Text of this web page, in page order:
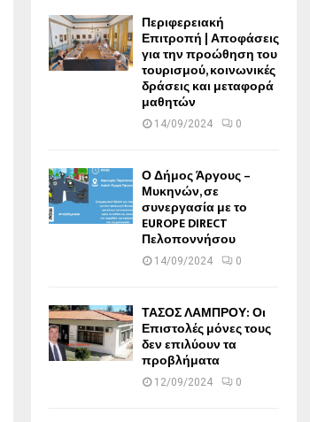
Περιφερειακή
Επιτροπή | Αποφάσεις
για την προώθηση του
τουρισμού, κοινωνικές
δράσεις και μεταφορά
μαθητών
14/09/2024 0
Ο Δήμος Άργους –
Μυκηνών, σε
συνεργασία με το
EUROPE DIRECT
Πελοποννήσου
14/09/2024 0
ΤΑΣΟΣ ΛΑΜΠΡΟΥ: Οι
Επιστολές μόνες τους
δεν επιλύουν τα
προβλήματα
12/09/2024 0